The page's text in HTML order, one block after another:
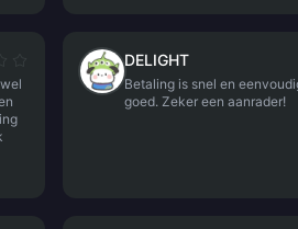
DELIGHT
Betaling is snel en
goed. Zeker een aanrader!